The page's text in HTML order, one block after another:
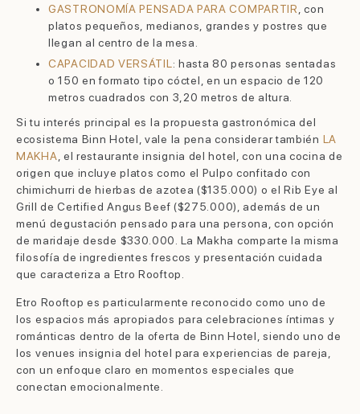
GASTRONOMÍA PENSADA PARA COMPARTIR , con
platos pequeños, medianos, grandes y postres que
llegan al centro de la mesa.
CAPACIDAD VERSÁTIL : hasta 80 personas sentadas
o 150 en formato tipo cóctel, en un espacio de 120
metros cuadrados con 3,20 metros de altura.
Si tu interés principal es la propuesta gastronómica del
ecosistema Binn Hotel, vale la pena considerar también LA
MAKHA , el restaurante insignia del hotel, con una cocina de
origen que incluye platos como el Pulpo confitado con
chimichurri de hierbas de azotea ($135.000) o el Rib Eye al
Grill de Certified Angus Beef ($275.000), además de un
menú degustación pensado para una persona, con opción
de maridaje desde $330.000. La Makha comparte la misma
filosofía de ingredientes frescos y presentación cuidada
que caracteriza a Etro Rooftop.
Etro Rooftop es particularmente reconocido como uno de
los espacios más apropiados para celebraciones íntimas y
románticas dentro de la oferta de Binn Hotel, siendo uno de
los venues insignia del hotel para experiencias de pareja,
con un enfoque claro en momentos especiales que
conectan emocionalmente.